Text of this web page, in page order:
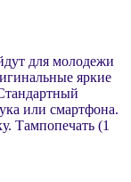
для молодежи
яркие
или смартфона.
Тампопечать (1